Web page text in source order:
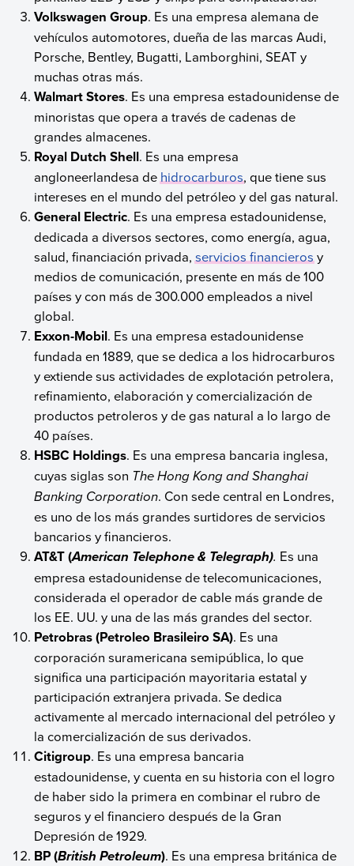
Volkswagen Group. Es una empresa alemana de
vehículos automotores, dueña de las marcas Audi,
Porsche, Bentley, Bugatti, Lamborghini, SEAT y
muchas otras más.
Walmart Stores. Es una empresa estadounidense de
minoristas que opera a través de cadenas de
grandes almacenes.
Royal Dutch Shell. Es una empresa
angloneerlandesa dehidrocarburos, que tiene sus
intereses en el mundo del petróleo y del gas natural.
General Electric. Es una empresa estadounidense,
dedicada a diversos sectores, como energía, agua,
salud, financiación privada,servicios financierosy
medios de comunicación, presente en más de 100
países y con más de 300.000 empleados a nivel
global.
Exxon-Mobil. Es una empresa estadounidense
fundada en 1889, que se dedica a los hidrocarburos
y extiende sus actividades de explotación petrolera,
refinamiento, elaboración y comercialización de
productos petroleros y de gas natural a lo largo de
40 países.
HSBC Holdings. Es una empresa bancaria inglesa,
cuyas siglas son The Hong Kong and Shanghai
Banking Corporation. Con sede central en Londres,
es uno de los más grandes surtidores de servicios
bancarios y financieros.
AT&T (American Telephone & Telegraph). Es una
empresa estadounidense de telecomunicaciones,
considerada el operador de cable más grande de
los EE. UU. y una de las más grandes del sector.
Petrobras(Petroleo Brasileiro SA). Es una
corporación suramericana semipública, lo que
significa una participación mayoritaria estatal y
participación extranjera privada. Se dedica
activamente al mercado internacional del petróleo y
la comercialización de sus derivados.
Citigroup. Es una empresa bancaria
estadounidense, y cuenta en su historia con el logro
de haber sido la primera en combinar el rubro de
seguros y el financiero después de la Gran
Depresión de 1929.
BP (British Petroleum). Es una empresa británica de